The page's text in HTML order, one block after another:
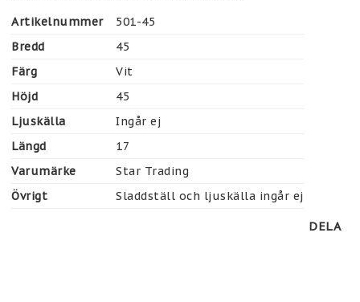
Artikelnummer
501-45
Bredd
45
Färg
Vit
Höjd
45
Ljuskälla
Ingår ej
Längd
17
Varumärke
Star Trading
Övrigt
Sladdställ och ljuskälla ingår ej
DELA